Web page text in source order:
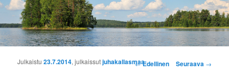
Artikkelien selaus
←Edellinen Seuraava →
Julkaistu23.7.2014, julkaissutjuhakallasmaa